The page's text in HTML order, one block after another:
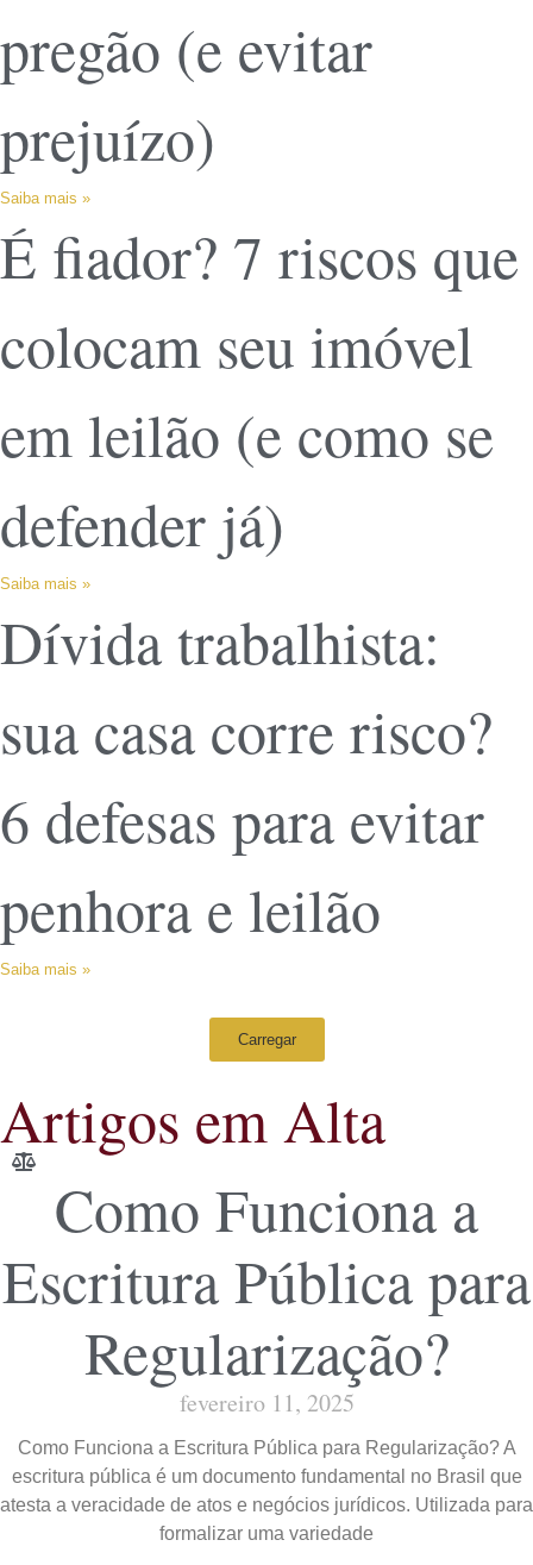
pregão (e evitar
prejuízo)
Saiba mais »
É fiador? 7 riscos que
colocam seu imóvel
em leilão (e como se
defender já)
Saiba mais »
Dívida trabalhista:
sua casa corre risco?
6 defesas para evitar
penhora e leilão
Saiba mais »
Carregar
Artigos em Alta
Como Funciona a
Escritura Pública para
Regularização?
fevereiro 11, 2025
Como Funciona a Escritura Pública para Regularização? A
escritura pública é um documento fundamental no Brasil que
atesta a veracidade de atos e negócios jurídicos. Utilizada para
formalizar uma variedade